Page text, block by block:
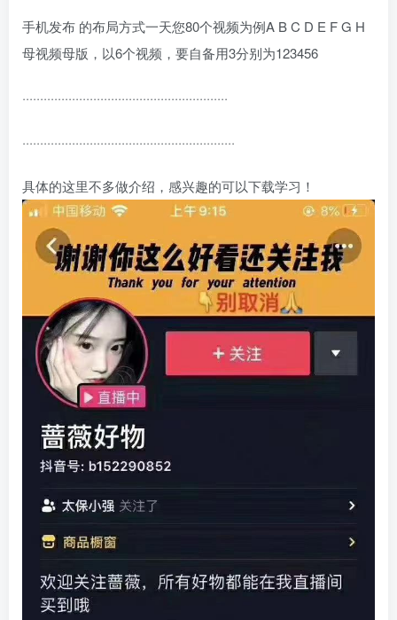
手机发布 的布局方式一天您80个视频为例A B C D E F G H
母视频母版，以6个视频，要自备用3分别为123456
··························································
····························································
具体的这里不多做介绍，感兴趣的可以下载学习！